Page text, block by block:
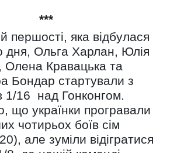
***
першості, яка відбулася
дня, Ольга Харлан, Юлія
Олена Кравацька та
Бондар стартували з
1/16 над Гонконгом.
що українки програвали
чотирьох боїв сім
але зуміли відігратися